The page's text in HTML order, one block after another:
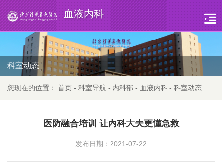
血液内科
科室动态
您现在的位置： 首页 - 科室导航 - 内科部 - 血液内科 - 科室动态
医防融合培训 让内科大夫更懂急救
发布日期：2021-07-22